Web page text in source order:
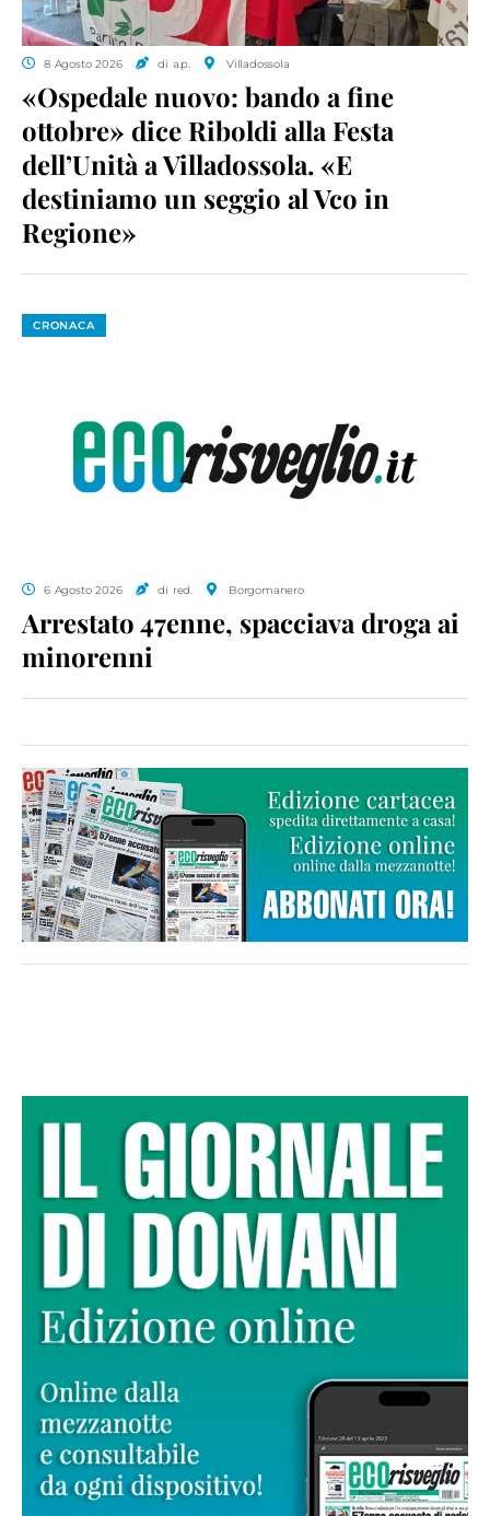
8 Agosto 2026 di a.p. Villadossola
«Ospedale nuovo: bando a fine
ottobre» dice Riboldi alla Festa
dell’Unità a Villadossola. «E
destiniamo un seggio al Vco in
Regione»
CRONACA
6 Agosto 2026 di red. Borgomanero
Arrestato 47enne, spacciava droga ai
minorenni